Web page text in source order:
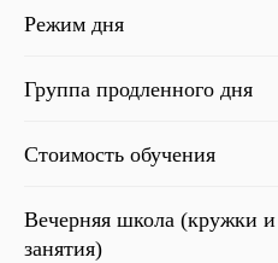
Режим дня
Группа продленного дня
Стоимость обучения
Вечерняя школа (кружки
занятия)